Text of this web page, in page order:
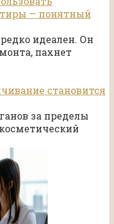
— понятный
идеален. Он
пахнет
становится
за пределы